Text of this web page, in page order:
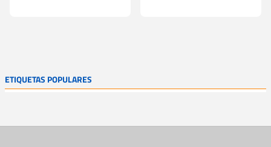
ETIQUETAS POPULARES